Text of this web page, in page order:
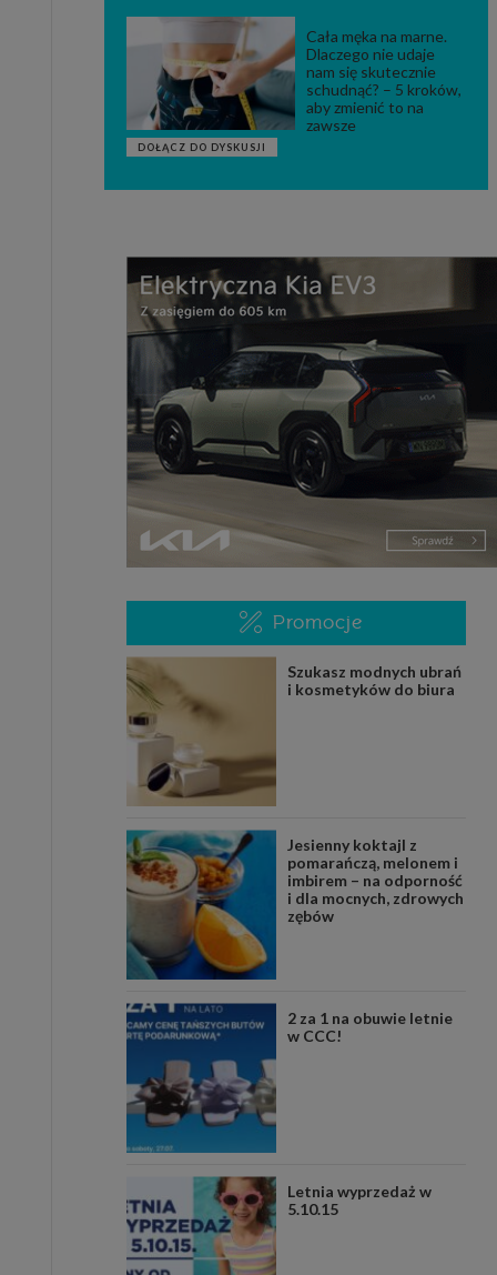
Cała męka na marne.
Dlaczego nie udaje
nam się skutecznie
schudnąć? – 5 kroków,
aby zmienić to na
zawsze
DOŁĄCZ DO DYSKUSJI
Promocje
Szukasz modnych ubrań
i kosmetyków do biura
Jesienny koktajl z
pomarańczą, melonem i
imbirem – na odporność
i dla mocnych, zdrowych
zębów
2 za 1 na obuwie letnie
w CCC!
Letnia wyprzedaż w
5.10.15